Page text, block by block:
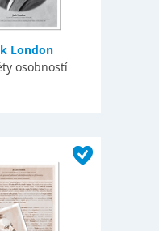
London
osobností